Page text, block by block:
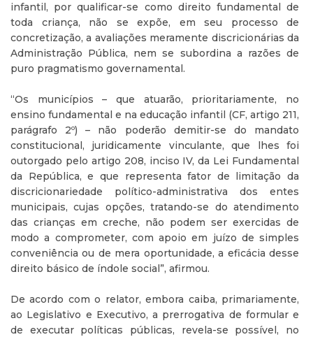
infantil, por qualificar-se como direito fundamental de
toda criança, não se expõe, em seu processo de
concretização, a avaliações meramente discricionárias da
Administração Pública, nem se subordina a razões de
puro pragmatismo governamental.
“Os municípios – que atuarão, prioritariamente, no
ensino fundamental e na educação infantil (CF, artigo 211,
parágrafo 2º) – não poderão demitir-se do mandato
constitucional, juridicamente vinculante, que lhes foi
outorgado pelo artigo 208, inciso IV, da Lei Fundamental
da República, e que representa fator de limitação da
discricionariedade político-administrativa dos entes
municipais, cujas opções, tratando-se do atendimento
das crianças em creche, não podem ser exercidas de
modo a comprometer, com apoio em juízo de simples
conveniência ou de mera oportunidade, a eficácia desse
direito básico de índole social”, afirmou.
De acordo com o relator, embora caiba, primariamente,
ao Legislativo e Executivo, a prerrogativa de formular e
de executar políticas públicas, revela-se possível, no